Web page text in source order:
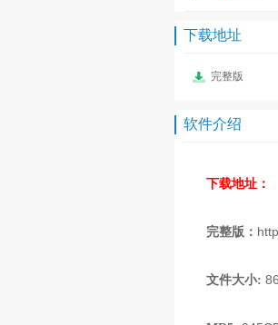
下载地址
完整版
软件介绍
下载地址：
完整版：
文件大小: